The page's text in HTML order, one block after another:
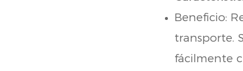
Beneficio:
transporte.
fácilmente